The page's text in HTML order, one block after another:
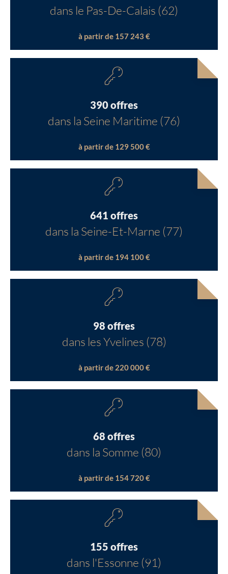
dans le Pas-De-Calais (62)
à partir de 157 243 €
390 offres
dans la Seine Maritime (76)
à partir de 129 500 €
641 offres
dans la Seine-Et-Marne (77)
à partir de 194 100 €
98 offres
dans les Yvelines (78)
à partir de 220 000 €
68 offres
dans la Somme (80)
à partir de 154 720 €
155 offres
dans l'Essonne (91)